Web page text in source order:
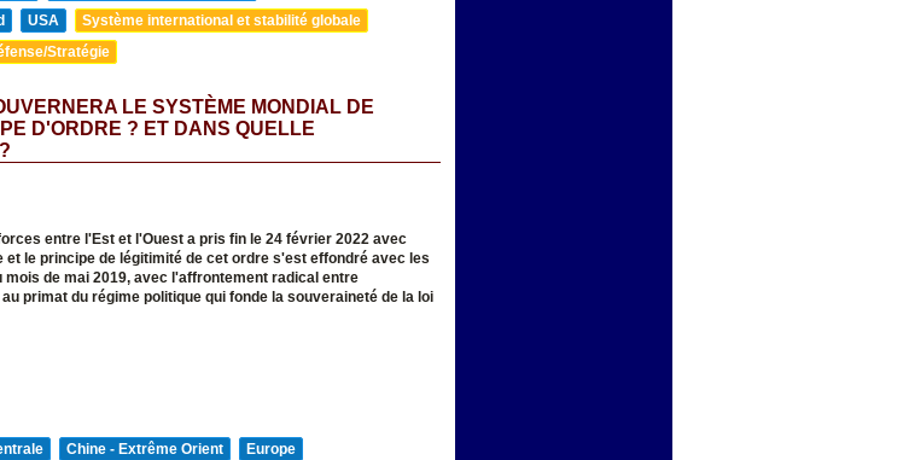
USA
Système international et stabilité globale
Stratégie
LE SYSTÈME MONDIAL DE
D'ORDRE ? ET DANS QUELLE
entre l'Est et l'Ouest a pris fin le 24 février 2022 avec
le principe de légitimité de cet ordre s'est effondré avec les
de mai 2019, avec l'affrontement radical entre
primat du régime politique qui fonde la souveraineté de la loi
Chine - Extrême Orient
Europe